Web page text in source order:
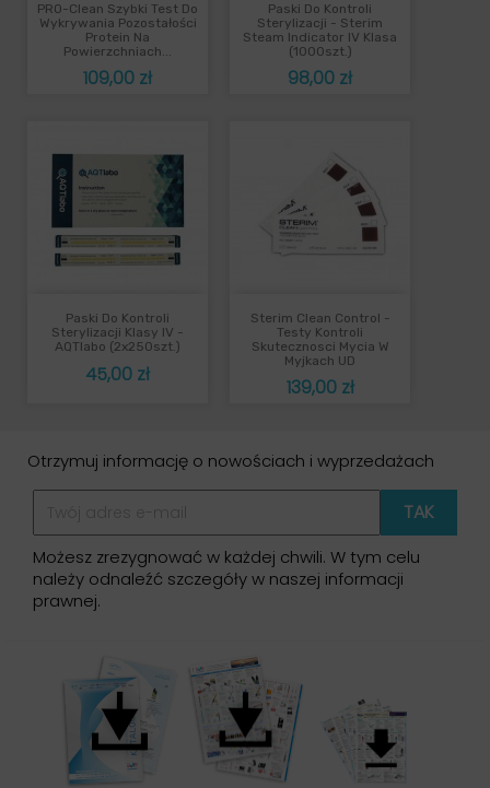
PRO-Clean Szybki Test Do
Wykrywania Pozostałości
Protein Na
Powierzchniach...
Cena
109,00 zł
Paski Do Kontroli
Sterylizacji - Sterim
Steam Indicator IV Klasa
(1000szt.)
Cena
98,00 zł
Paski Do Kontroli
Sterylizacji Klasy IV -
AQTIabo (2x250szt.)
Cena
45,00 zł
Sterim Clean Control -
Testy Kontroli
Skutecznosci Mycia W
Myjkach UD
Cena
139,00 zł
Otrzymuj informację o nowościach i wyprzedażach
Możesz zrezygnować w każdej chwili. W tym celu
należy odnaleźć szczegóły w naszej informacji
prawnej.